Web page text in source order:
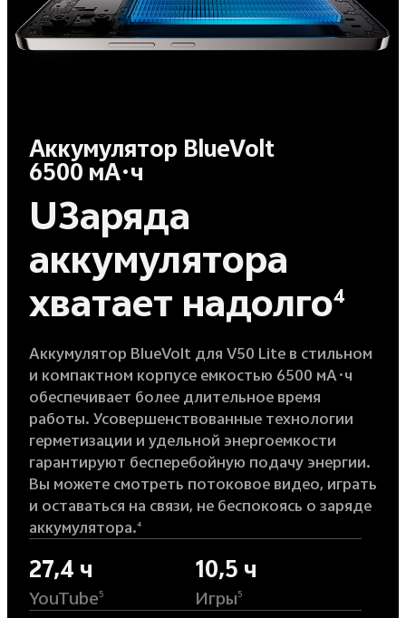
Аккумулятор BlueVolt
6500 мА·ч
UЗаряда
аккумулятора
хватает надолго4
Аккумулятор BlueVolt для V50 Lite в стильном
и компактном корпусе емкостью 6500 мА·ч
обеспечивает более длительное время
работы. Усовершенствованные технологии
герметизации и удельной энергоемкости
гарантируют бесперебойную подачу энергии.
Вы можете смотреть потоковое видео, играть
и оставаться на связи, не беспокоясь о заряде
аккумулятора.4
27,4 ч
YouTube 5
10,5 ч
Игры 5